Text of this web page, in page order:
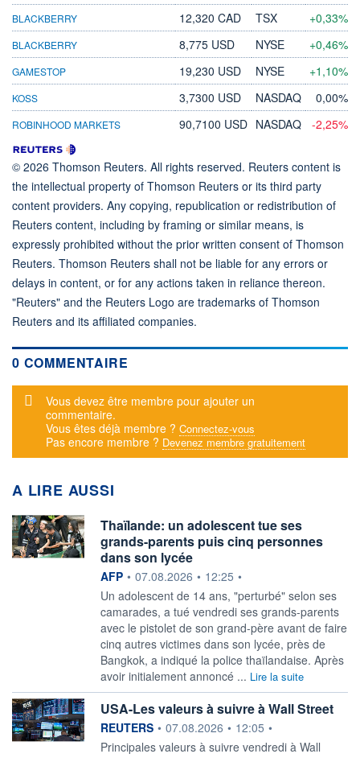
BLACKBERRY 12,320 CAD TSX +0,33%
BLACKBERRY 8,775 USD NYSE +0,46%
GAMESTOP 19,230 USD NYSE +1,10%
KOSS 3,7300 USD NASDAQ 0,00%
ROBINHOOD MARKETS 90,7100 USD NASDAQ -2,25%
© 2026 Thomson Reuters. All rights reserved. Reuters content is
the intellectual property of Thomson Reuters or its third party
content providers. Any copying, republication or redistribution of
Reuters content, including by framing or similar means, is
expressly prohibited without the prior written consent of Thomson
Reuters. Thomson Reuters shall not be liable for any errors or
delays in content, or for any actions taken in reliance thereon.
"Reuters" and the Reuters Logo are trademarks of Thomson
Reuters and its affiliated companies.
0 COMMENTAIRE
Message d'alerte
Vous devez être membre pour ajouter un
commentaire.
Vous êtes déjà membre ? Connectez-vous
Pas encore membre ? Devenez membre gratuitement
A LIRE AUSSI
Thaïlande: un adolescent tue ses
grands-parents puis cinq personnes
dans son lycée
information fournie par
AFP • 07.08.2026 • 12:25 •
Un adolescent de 14 ans, "perturbé" selon ses
camarades, a tué vendredi ses grands-parents
avec le pistolet de son grand-père avant de faire
cinq autres victimes dans son lycée, près de
Bangkok, a indiqué la police thaïlandaise. Après
avoir initialement annoncé ... Lire la suite
USA-Les valeurs à suivre à Wall Street
information fournie par
REUTERS • 07.08.2026 • 12:05 •
Principales valeurs à suivre vendredi à Wall